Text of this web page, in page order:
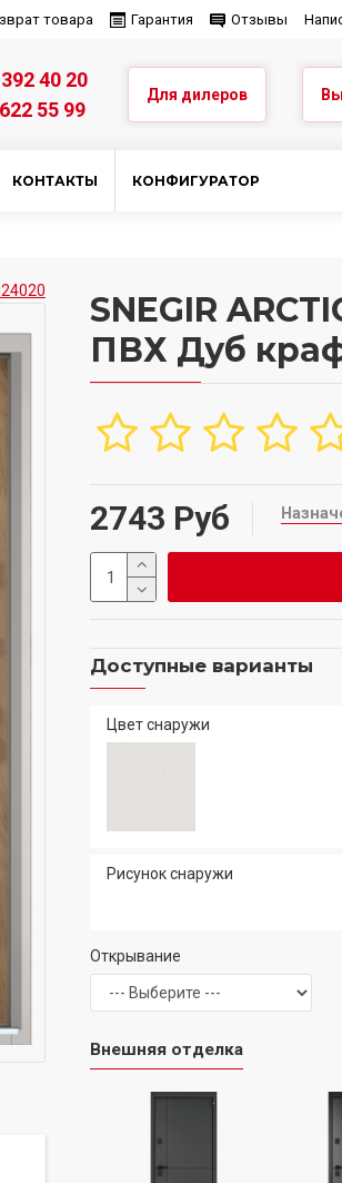
товара Гарантия Отзывы
40 20
55 99
Для дилеров
КОНТАКТЫ КОНФИГУРАТОР
SNEGIR
ПВХ Дуб
2743 Руб
Доступные варианты
Цвет снаружи
Рисунок снаружи
Открывание
Внешняя отделка